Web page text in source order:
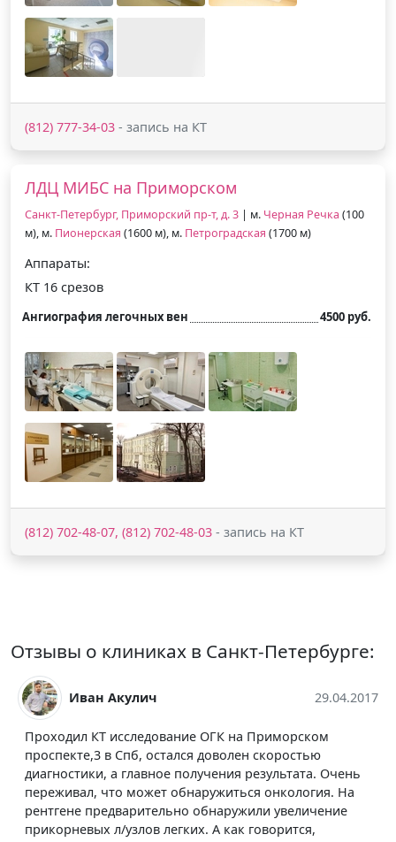
(812) 777-34-03 - запись на КТ
ЛДЦ МИБС на Приморском
Санкт-Петербург, Приморский пр-т, д. 3 | м. Черная Речка (100
м), м. Пионерская (1600 м), м. Петроградская (1700 м)
Аппараты:
КТ 16 срезов
Ангиография легочных вен 4500 руб.
(812) 702-48-07, (812) 702-48-03 - запись на КТ
Отзывы о клиниках в Санкт-Петербурге:
Иван Акулич 29.04.2017
Проходил КТ исследование ОГК на Приморском
проспекте,3 в Спб, остался доволен скоростью
диагностики, а главное получения результата. Очень
переживал, что может обнаружиться онкология. На
рентгене предварительно обнаружили увеличение
прикорневых л/узлов легких. А как говорится,